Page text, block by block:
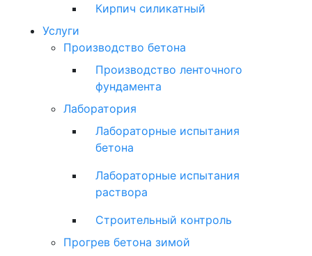
Кирпич силикатный
Услуги
Производство бетона
Производство ленточного
фундамента
Лаборатория
Лабораторные испытания
бетона
Лабораторные испытания
раствора
Строительный контроль
Прогрев бетона зимой